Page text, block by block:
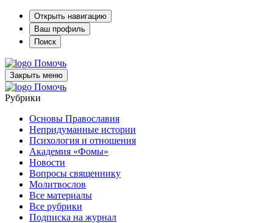
Открыть навигацию
Ваш профиль
Поиск
Помочь
Закрыть меню
Помочь
Рубрики
Основы Православия
Непридуманные истории
Психология и отношения
Академия «Фомы»
Новости
Вопросы священнику
Молитвослов
Все материалы
Все рубрики
Подписка на журнал